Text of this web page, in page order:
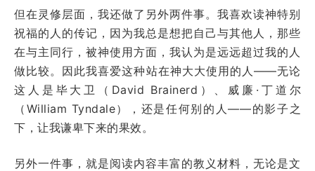
但在灵修层面，我还做了另外两件事。我喜欢读神特别
祝福的人的传记，因为我总是想把自己与其他人，那些
在与主同行，被神使用方面，我认为是远远超过我的人
做比较。因此我喜爱这种站在神大大使用的人——无论
这人是毕大卫（David Brainerd）、威廉·丁道尔
（William Tyndale），还是任何别的人——的影子之
下，让我谦卑下来的果效。
另外一件事，就是阅读内容丰富的教义材料，无论是文